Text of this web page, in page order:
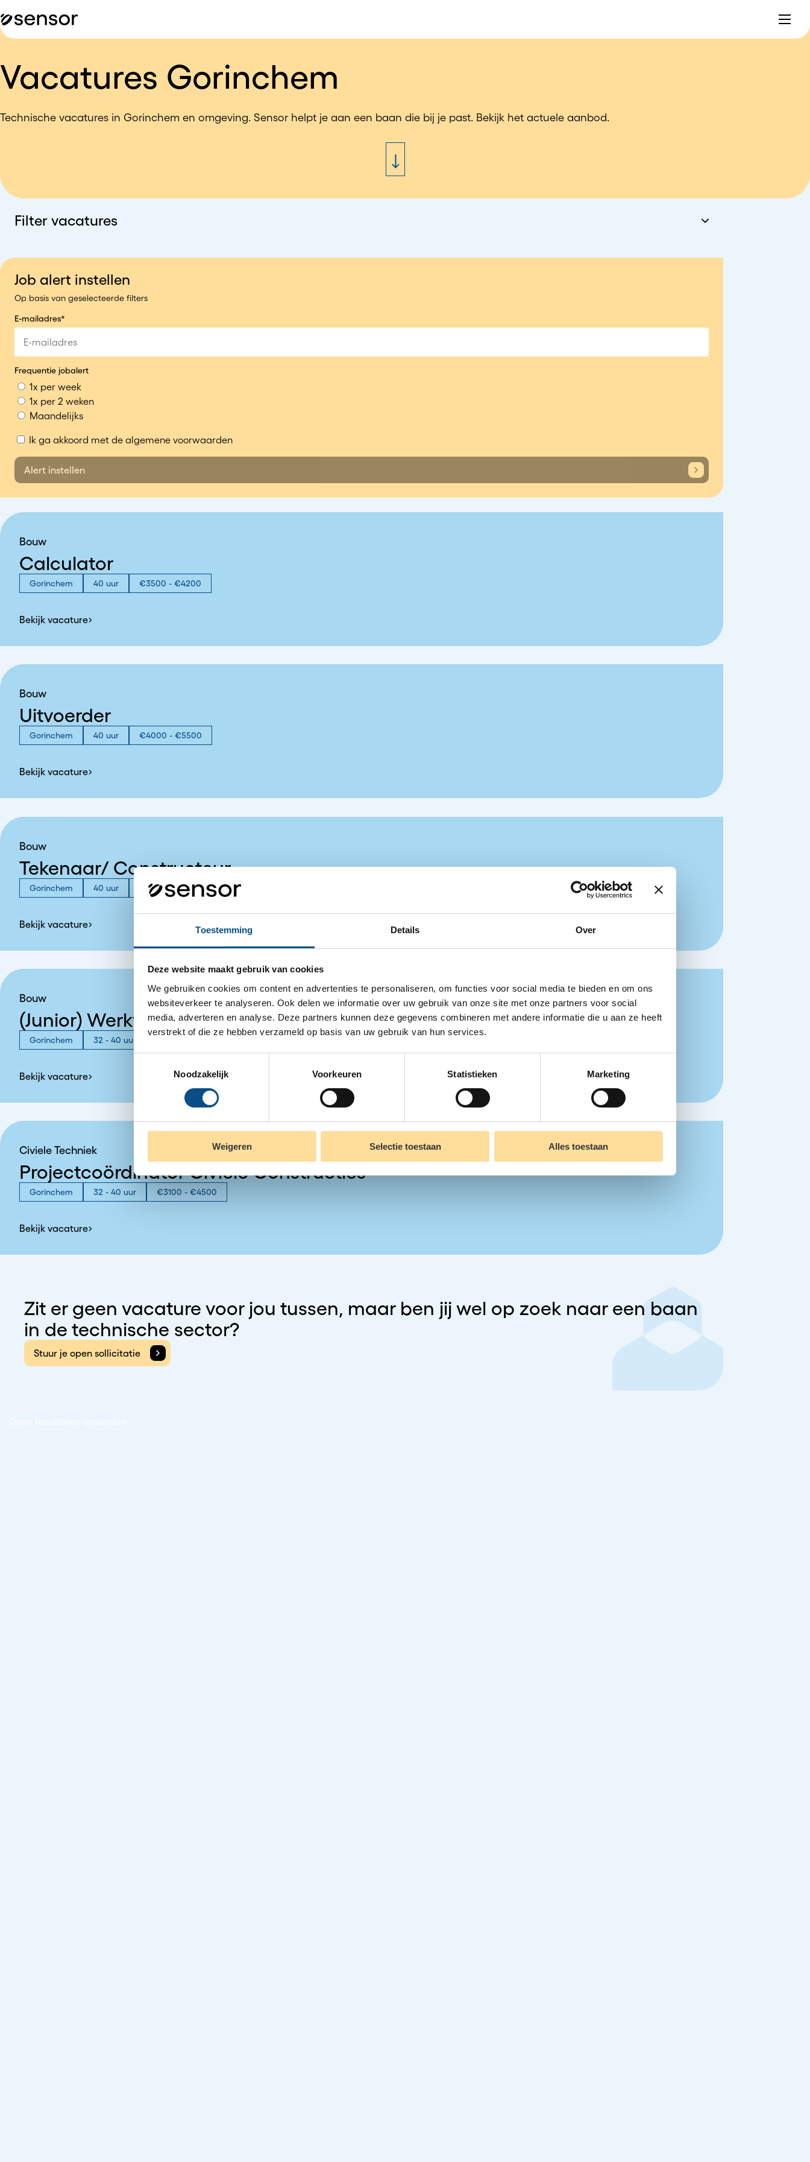
Toestemming Details Over
Deze website maakt gebruik van cookies
We gebruiken cookies om content en advertenties te personaliseren, om functies voor social media te bieden en om ons
websiteverkeer te analyseren. Ook delen we informatie over uw gebruik van onze site met onze partners voor social
media, adverteren en analyse. Deze partners kunnen deze gegevens combineren met andere informatie die u aan ze heeft
verstrekt of die ze hebben verzameld op basis van uw gebruik van hun services.
Noodzakelijk
Voorkeuren Statistieken Marketing
Weigeren Selectie toestaan Alles toestaan
Vacatures Gorinchem
Technische vacatures in Gorinchem en omgeving. Sensor helpt je aan een baan die bij je past. Bekijk het actuele aanbod.
Filter vacatures
Job alert instellen
Op basis van geselecteerde filters
E-mailadres*
Frequentie jobalert
1x per week
1x per 2 weken
Maandelijks
Ik ga akkoord met de algemene voorwaarden
Alert instellen
Bouw
Calculator
Gorinchem 40 uur €3500 - €4200
Bekijk vacature
Bouw
Uitvoerder
Gorinchem 40 uur €4000 - €5500
Bekijk vacature
Bouw
Tekenaar/ Constructeur
Gorinchem 40 uur €2800 - €3200
Bekijk vacature
Bouw
(Junior) Werkvoorbereider
Gorinchem 32 - 40 uur
Bekijk vacature
Civiele Techniek
Projectcoördinator Civiele Constructies
Gorinchem 32 - 40 uur €3100 - €4500
Bekijk vacature
Zit er geen vacature voor jou tussen, maar ben jij wel op zoek naar een baan
in de technische sector?
Stuur je open sollicitatie